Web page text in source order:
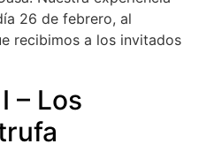
26 de febrero, al
recibimos a los invitados
– Los